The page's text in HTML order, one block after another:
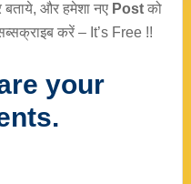
और हमेशा नए Post को
करें – It’s Free !!
your